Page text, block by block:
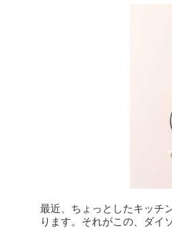
最近、ちょっとしたキッチ
ります。それがこの、ダイ